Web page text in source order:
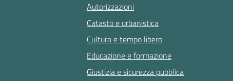
Autorizzazioni
Catasto e urbanistica
Cultura e tempo libero
Educazione e formazione
Giustizia e sicurezza pubblica